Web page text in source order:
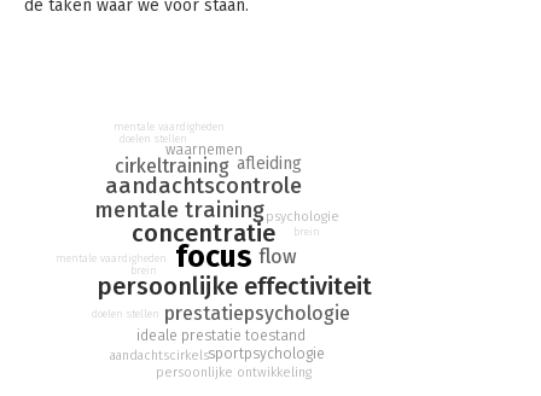
de taken waar we voor staan.
cirkeltraining' is het vervolg op het succesvolle boek 'Als het
erop aan komt'.
Auteur en sportpsycholoog Rico Schuijers reikt praktische
tools aan om je focus aan te scherpen in sportverband, op je
werk, tijdens je studie of in je dagelijkse doen.
focus
concentratie
persoonlijke effectiviteit
mentale training
aandachtscontrole
prestatiepsychologie
cirkeltraining
flow
afleiding
ideale prestatie toestand
sportpsychologie
waarnemen
psychologie
persoonlijke ontwikkeling
aandachtscirkels
doelen stellen
brein
mentale vaardigheden
doelen stellen
brein
mentale vaardigheden